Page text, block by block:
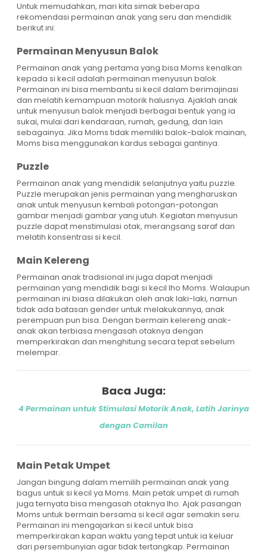
Untuk memudahkan, mari kita simak beberapa
rekomendasi permainan anak yang seru dan mendidik
berikut ini:
Permainan Menyusun Balok
Permainan anak yang pertama yang bisa Moms kenalkan
kepada si kecil adalah permainan menyusun balok.
Permainan ini bisa membantu si kecil dalam berimajinasi
dan melatih kemampuan motorik halusnya. Ajaklah anak
untuk menyusun balok menjadi berbagai bentuk yang ia
sukai, mulai dari kendaraan, rumah, gedung, dan lain
sebagainya. Jika Moms tidak memiliki balok-balok mainan,
Moms bisa menggunakan kardus sebagai gantinya.
Puzzle
Permainan anak yang mendidik selanjutnya yaitu puzzle.
Puzzle merupakan jenis permainan yang mengharuskan
anak untuk menyusun kembali potongan-potongan
gambar menjadi gambar yang utuh. Kegiatan menyusun
puzzle dapat menstimulasi otak, merangsang saraf dan
melatih konsentrasi si kecil.
Main Kelereng
Permainan anak tradisional ini juga dapat menjadi
permainan yang mendidik bagi si kecil lho Moms. Walaupun
permainan ini biasa dilakukan oleh anak laki-laki, namun
tidak ada batasan gender untuk melakukannya, anak
perempuan pun bisa. Dengan bermain kelereng anak-
anak akan terbiasa mengasah otaknya dengan
memperkirakan dan menghitung secara tepat sebelum
melempar.
Baca Juga:
4 Permainan untuk Stimulasi Motorik Anak, Latih Jarinya
dengan Camilan
Main Petak Umpet
Jangan bingung dalam memilih permainan anak yang
bagus untuk si kecil ya Moms. Main petak umpet di rumah
juga ternyata bisa mengasah otaknya lho. Ajak pasangan
Moms untuk bermain bersama si kecil agar semakin seru.
Permainan ini mengajarkan si kecil untuk bisa
memperkirakan kapan waktu yang tepat untuk ia keluar
dari persembunyian agar tidak tertangkap. Permainan